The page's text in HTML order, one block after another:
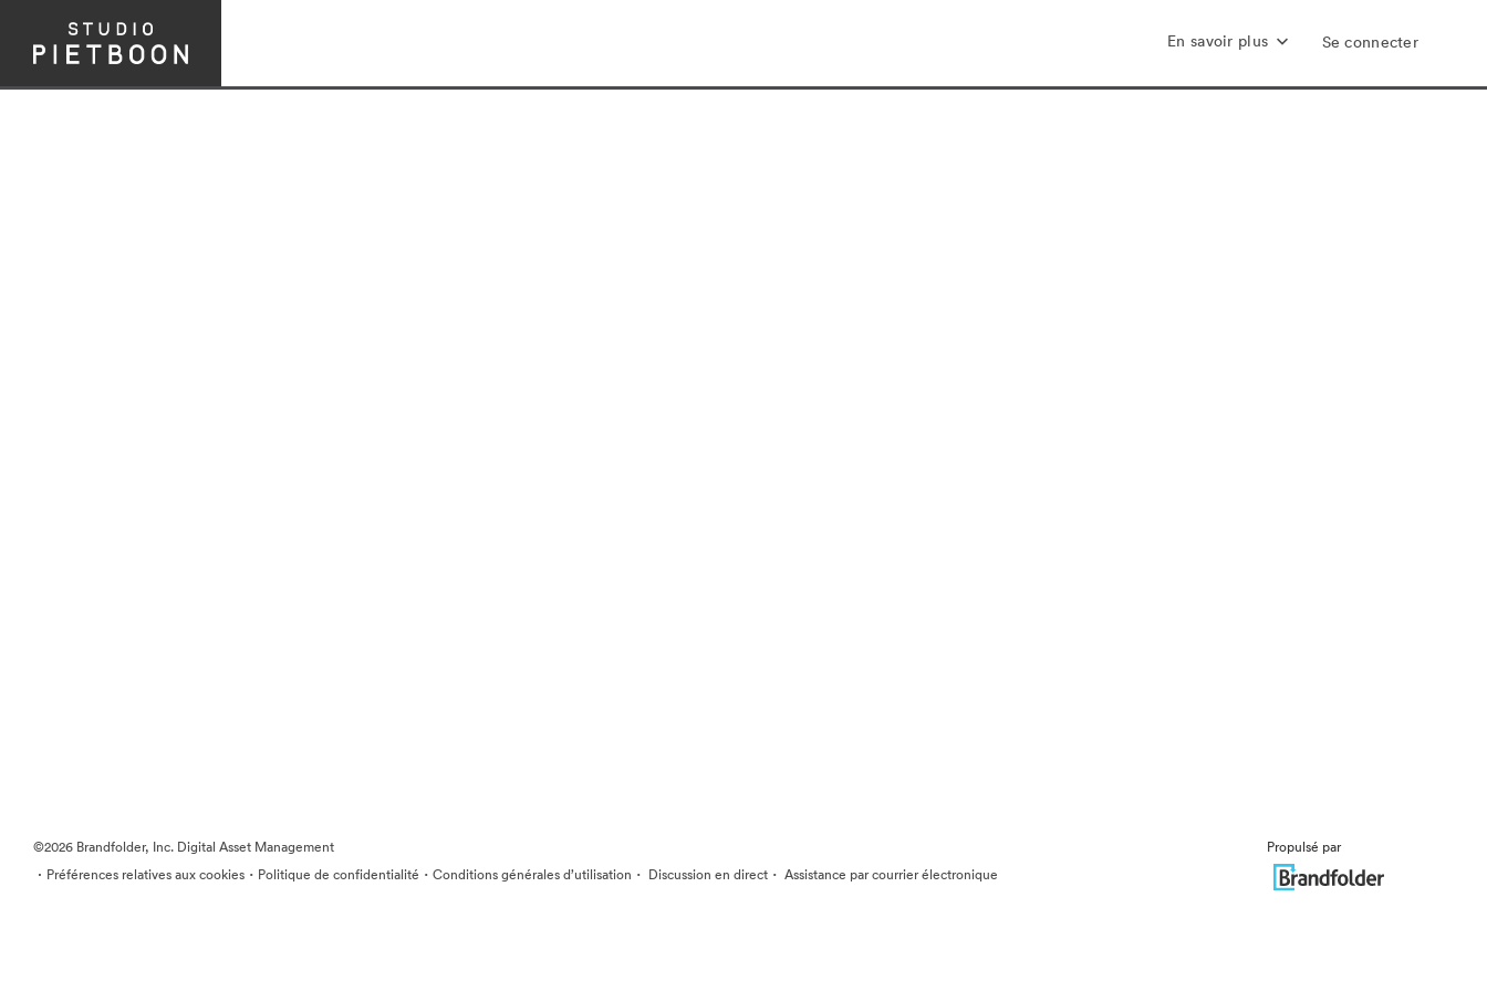
En savoir plus Se connecter
©2026 Brandfolder, Inc. Digital Asset Management
· Préférences relatives aux cookies · Politique de confidentialité · Conditions générales d’utilisation · Discussion en direct · Assistance par courrier électronique
Propulsé par